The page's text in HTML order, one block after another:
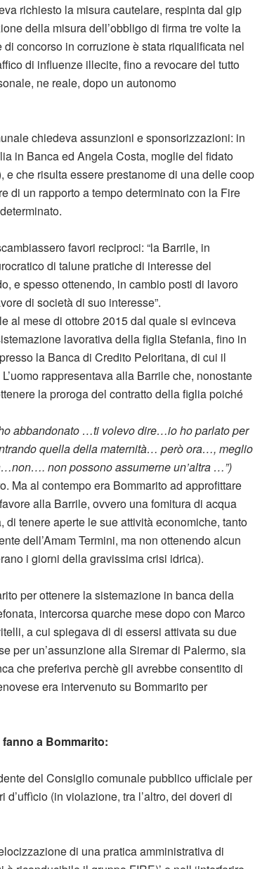
richiesto la misura cautelare, respinta dal gip
della misura dell’obbligo di firma tre volte la
concorso in corruzione è stata riqualificata nel
di influenze illecite, fino a revocare del tutto
ne reale, dopo un autonomo
chiedeva assunzioni e sponsorizzazioni: in
in Banca ed Angela Costa, moglie del fidato
che risulta essere prestanome di una delle coop
di un rapporto a tempo determinato con la Fire
favori reciproci: “la Barrile, in
di talune pratiche di interesse del
e spesso ottenendo, in cambio posti di lavoro
di società di suo interesse”.
al mese di ottobre 2015 dal quale si evinceva
lavorativa della figlia Stefania, fino in
la Banca di Credito Peloritana, di cui il
rappresentava alla Barrile che, nonostante
la proroga del contratto della figlia poiché
abbandonato …ti volevo dire…io ho parlato per
quella della maternità… però ora…, meglio
non possono assumerne un’altra …”)
Ma al contempo era Bommarito ad approfittare
alla Barrile, ovvero una fomitura di acqua
tenere aperte le sue attività economiche, tanto
dell’Amam Termini, ma non ottenendo alcun
i giorni della gravissima crisi idrica).
per ottenere la sistemazione in banca della
intercorsa quarche mese dopo con Marco
a cui spiegava di di essersi attivata su due
per un’assunzione alla Siremar di Palermo, sia
che preferiva perchè gli avrebbe consentito di
era intervenuto su Bommarito per
a Bommarito:
del Consiglio comunale pubblico ufficiale per
(in violazione, tra l’altro, dei doveri di
di una pratica amministrativa di